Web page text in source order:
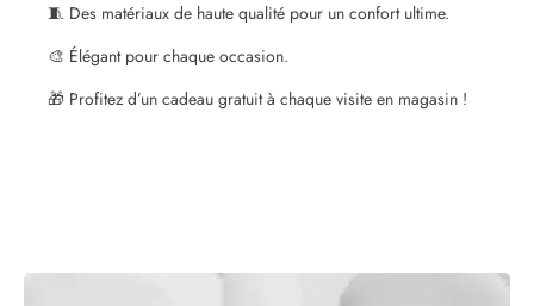
🧵 Des matériaux de haute qualité pour un confort ultime.
🎨 Élégant pour chaque occasion.
🎁 Profitez d’un cadeau gratuit à chaque visite en magasin !